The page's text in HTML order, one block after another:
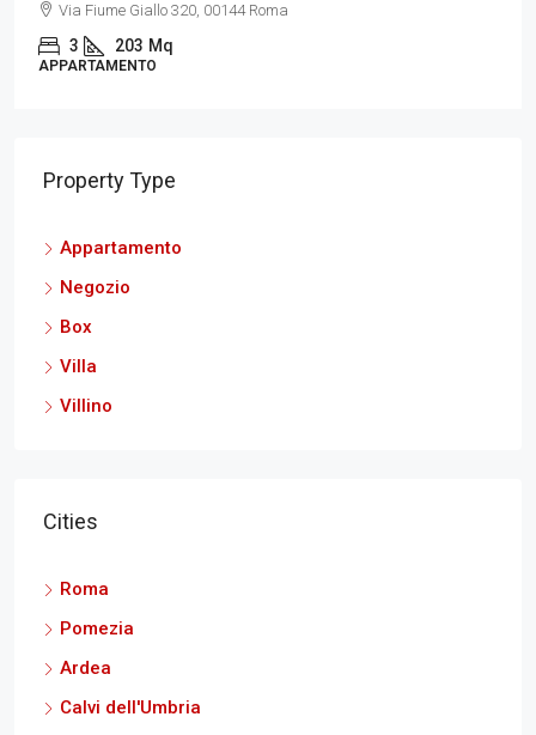
Via Fiume Giallo 320, 00144 Roma
3 203 Mq
APPARTAMENTO
Property Type
Appartamento
Negozio
Box
Villa
Villino
Cities
Roma
Pomezia
Ardea
Calvi dell'Umbria